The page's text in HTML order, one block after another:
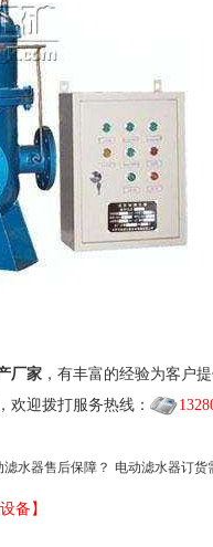
厂家 ，有丰富的经验为客户
欢迎拨打服务热线：
滤水器售后保障？ 电动滤水器订货
备】